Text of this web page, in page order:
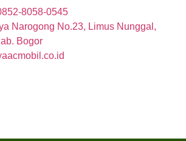
8058-0545
Narogong No.23, Limus Nunggal,
Bogor